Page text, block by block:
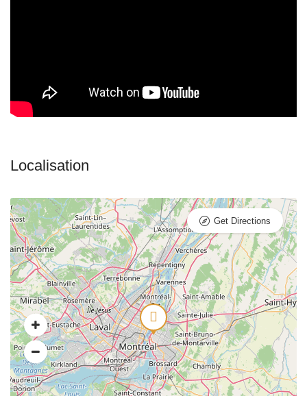
Get Directions